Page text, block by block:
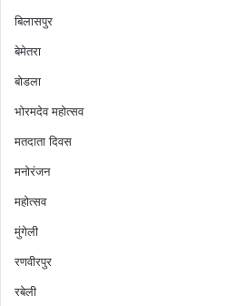
बिलासपुर
बेमेतरा
बोडला
भोरमदेव महोत्सव
मतदाता दिवस
मनोरंजन
महोत्सव
मुंगेली
रणवीरपुर
रबेली